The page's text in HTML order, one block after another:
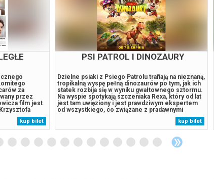
za
przez
film jest
się obsesją
inspiracji do...
kup bilet
PSI PATROL I DINOZAURY
Dzielne psiaki z Psiego Patrolu trafiają na nieznaną,
tropikalną wyspę pełną dinozaurów po tym, jak ich
statek rozbija się w wyniku gwałtownego sztormu.
Na wyspie spotykają szczeniaka Rexa, który od lat
jest tam uwięziony i jest prawdziwym ekspertem
od wszystkiego, co związane z pradawnymi
gadami. Sytuacja wymyka się spod kontroli, gdy
odwieczny rywal piesków, burmistrz Humdinger,
zaczyna pozyskiwać...
kup bilet